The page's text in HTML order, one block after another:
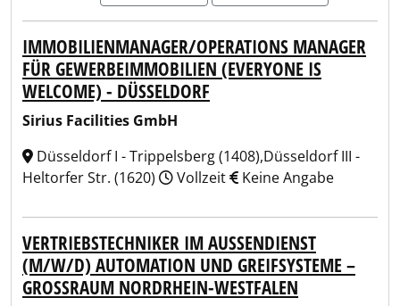
IMMOBILIENMANAGER/OPERATIONS MANAGER
FÜR GEWERBEIMMOBILIEN (EVERYONE IS
WELCOME) - DÜSSELDORF
Sirius Facilities GmbH
Düsseldorf I - Trippelsberg (1408),Düsseldorf III -
Heltorfer Str. (1620)
Vollzeit Keine Angabe
VERTRIEBSTECHNIKER IM AUSSENDIENST (
M/W/D) AUTOMATION UND GREIFSYSTEME – G
ROSSRAUM NORDRHEIN-WESTFALEN